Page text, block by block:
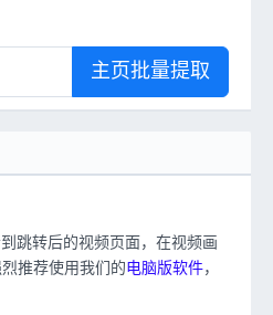
主页批量提取
跳转后的视频页面，在视频画
推荐使用我们的电脑版软件，